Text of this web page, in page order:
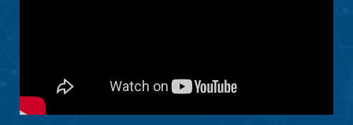
Italiano
Português